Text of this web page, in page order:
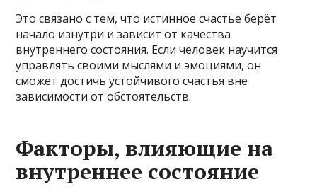
Это связано с тем, что истинное счастье берёт
начало изнутри и зависит от качества
внутреннего состояния. Если человек научится
управлять своими мыслями и эмоциями, он
сможет достичь устойчивого счастья вне
зависимости от обстоятельств.
Факторы, влияющие на
внутреннее состояние